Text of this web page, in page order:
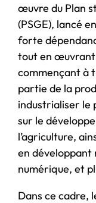
œuvre du Plan
(PSGE), lancé
forte
tout en
commençant à
partie de la
industrialiser le
sur le
l’agriculture,
en développant
numérique, et
Dans ce cadre,